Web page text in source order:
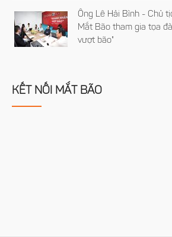
Ông Lê Hải Bình - Chủ
Mắt Bão tham gia tọa
vượt bão"
KẾT NỐI MẮT BÃO